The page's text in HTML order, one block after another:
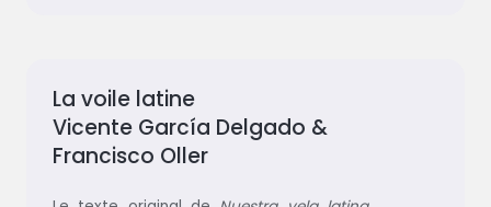
La voile latine
Vicente García Delgado &
Francisco Oller